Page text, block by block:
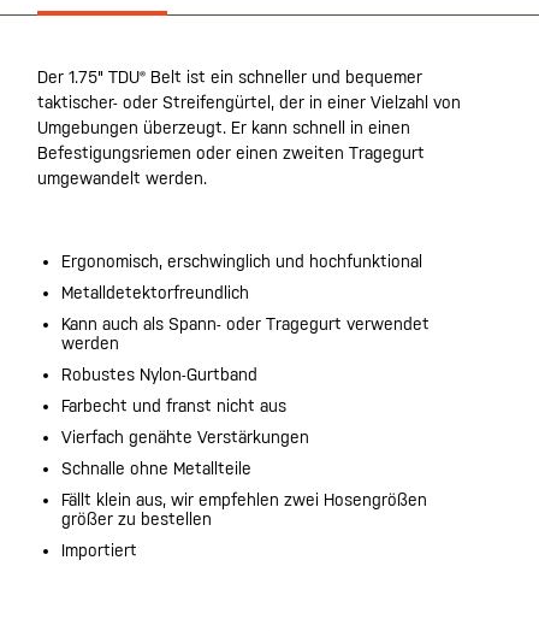
Der 1.75" TDU® Belt ist ein schneller und bequemer
taktischer- oder Streifengürtel, der in einer Vielzahl von
Umgebungen überzeugt. Er kann schnell in einen
Befestigungsriemen oder einen zweiten Tragegurt
umgewandelt werden.
Ergonomisch, erschwinglich und hochfunktional
Metalldetektorfreundlich
Kann auch als Spann- oder Tragegurt verwendet
werden
Robustes Nylon-Gurtband
Farbecht und franst nicht aus
Vierfach genähte Verstärkungen
Schnalle ohne Metallteile
Fällt klein aus, wir empfehlen zwei Hosengrößen
größer zu bestellen
Importiert